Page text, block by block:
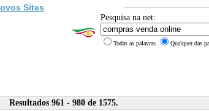
Sites
Pesquisa na net:
Todas as palavras Qualquer das
Resultados 961 - 980 de 1575.